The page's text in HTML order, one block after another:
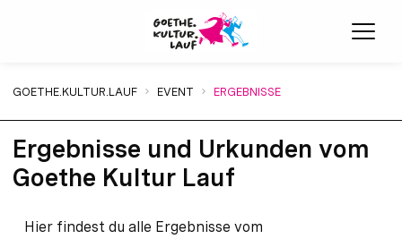
GOETHE.KULTUR.LAUF EVENT ERGEBNISSE
Ergebnisse und Urkunden vom
Goethe Kultur Lauf
Hier findest du alle Ergebnisse vom